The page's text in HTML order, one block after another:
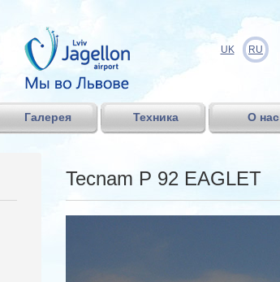
UK RU
Галерея Техника О нас
Tecnam P 92 EAGLET